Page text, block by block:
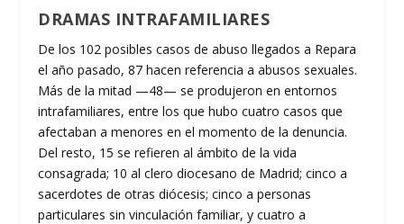
DRAMAS INTRAFAMILIARES
De los 102 posibles casos de abuso llegados a Repara
el año pasado, 87 hacen referencia a abusos sexuales.
Más de la mitad —48— se produjeron en entornos
intrafamiliares, entre los que hubo cuatro casos que
afectaban a menores en el momento de la denuncia.
Del resto, 15 se refieren al ámbito de la vida
consagrada; 10 al clero diocesano de Madrid; cinco a
sacerdotes de otras diócesis; cinco a personas
particulares sin vinculación familiar, y cuatro a